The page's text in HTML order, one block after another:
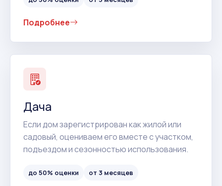
Подробнее
Дача
Если дом зарегистрирован как жилой или
садовый, оцениваем его вместе с участком,
подъездом и сезонностью использования.
до 50% оценки от 3 месяцев